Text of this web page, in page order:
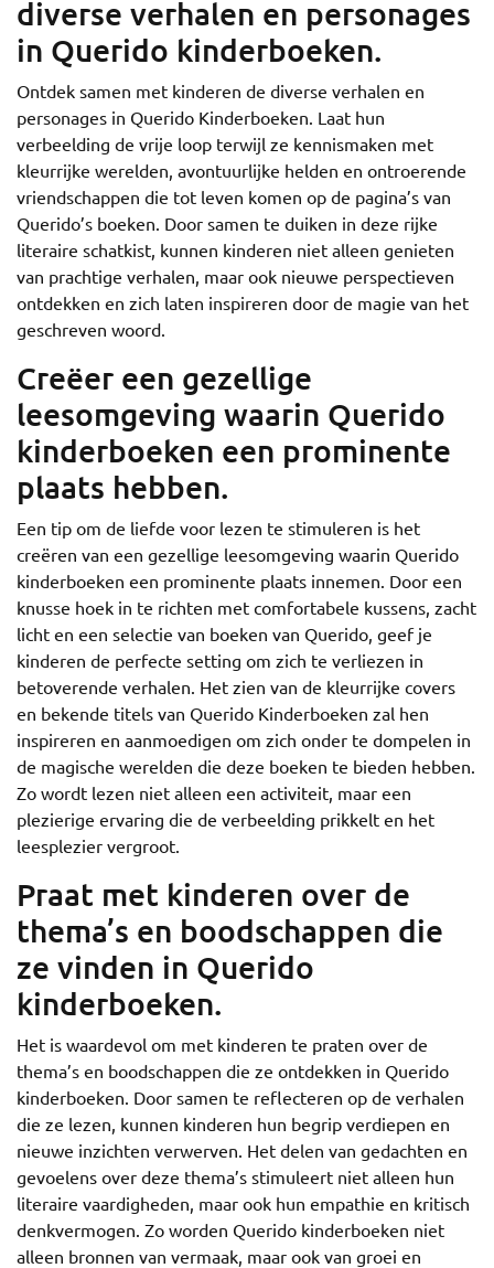
diverse verhalen en personages
in Querido kinderboeken.
Ontdek samen met kinderen de diverse verhalen en
personages in Querido Kinderboeken. Laat hun
verbeelding de vrije loop terwijl ze kennismaken met
kleurrijke werelden, avontuurlijke helden en ontroerende
vriendschappen die tot leven komen op de pagina’s van
Querido’s boeken. Door samen te duiken in deze rijke
literaire schatkist, kunnen kinderen niet alleen genieten
van prachtige verhalen, maar ook nieuwe perspectieven
ontdekken en zich laten inspireren door de magie van het
geschreven woord.
Creëer een gezellige
leesomgeving waarin Querido
kinderboeken een prominente
plaats hebben.
Een tip om de liefde voor lezen te stimuleren is het
creëren van een gezellige leesomgeving waarin Querido
kinderboeken een prominente plaats innemen. Door een
knusse hoek in te richten met comfortabele kussens, zacht
licht en een selectie van boeken van Querido, geef je
kinderen de perfecte setting om zich te verliezen in
betoverende verhalen. Het zien van de kleurrijke covers
en bekende titels van Querido Kinderboeken zal hen
inspireren en aanmoedigen om zich onder te dompelen in
de magische werelden die deze boeken te bieden hebben.
Zo wordt lezen niet alleen een activiteit, maar een
plezierige ervaring die de verbeelding prikkelt en het
leesplezier vergroot.
Praat met kinderen over de
thema’s en boodschappen die
ze vinden in Querido
kinderboeken.
Het is waardevol om met kinderen te praten over de
thema’s en boodschappen die ze ontdekken in Querido
kinderboeken. Door samen te reflecteren op de verhalen
die ze lezen, kunnen kinderen hun begrip verdiepen en
nieuwe inzichten verwerven. Het delen van gedachten en
gevoelens over deze thema’s stimuleert niet alleen hun
literaire vaardigheden, maar ook hun empathie en kritisch
denkvermogen. Zo worden Querido kinderboeken niet
alleen bronnen van vermaak, maar ook van groei en